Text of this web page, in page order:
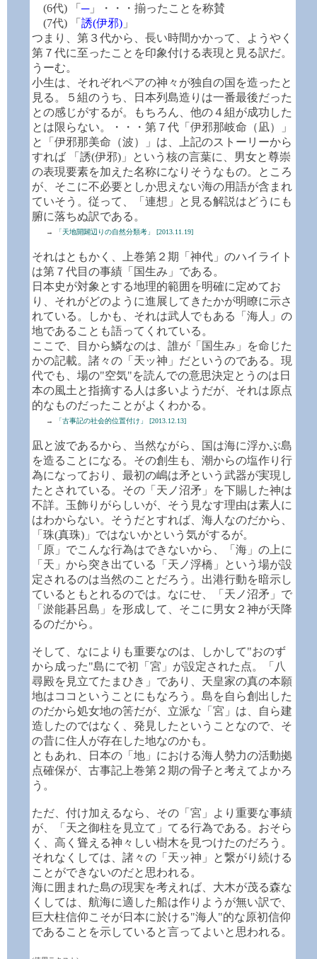
(6代) 「 ─」・・・揃ったことを称賛
(7代) 「 誘(伊邪) 」
つまり、第３代から、長い時間かかって、ようやく
第７代に至ったことを印象付ける表現と見る訳だ。
うーむ。
小生は、それぞれペアの神々が独自の国を造ったと
見る。５組のうち、日本列島造りは一番最後だった
との感じがするが。もちろん、他の４組が成功した
とは限らない。・・・第７代「伊邪那岐命（凪）」
と「伊邪那美命（波）」は、上記のストーリーから
すれば 「誘(伊邪)」という核の言葉に、男女と尊崇
の表現要素を加えた名称になりそうなもの。ところ
が、そこに不必要としか思えない海の用語が含まれ
ていそう。従って、「連想」と見る解説はどうにも
腑に落ちぬ訳である。
→ 「天地開闢辺りの自然分類考」 [2013.11.19]
それはともかく、上巻第２期「神代」のハイライト
は第７代目の事績「国生み」である。
日本史が対象とする地理的範囲を明確に定めてお
り、それがどのように進展してきたかが明瞭に示さ
れている。しかも、それは武人でもある「海人」の
地であることも語ってくれている。
ここで、目から鱗なのは、誰が「国生み」を命じた
かの記載。諸々の「天ッ神」だというのである。現
代でも、場の"空気"を読んでの意思決定とうのは日
本の風土と指摘する人は多いようだが、それは原点
的なものだったことがよくわかる。
→ 「古事記の社会的位置付け」 [2013.12.13]
凪と波であるから、当然ながら、国は海に浮かぶ島
を造ることになる。その創生も、潮からの塩作り行
為になっており、最初の嶋は矛という武器が実現し
たとされている。その「天ノ沼矛」を下賜した神は
不詳。玉飾りがらしいが、そう見なす理由は素人に
はわからない。そうだとすれば、海人なのだから、
「珠(真珠)」ではないかという気がするが。
「原」でこんな行為はできないから、「海」の上に
「天」から突き出ている「天ノ浮橋」という場が設
定されるのは当然のことだろう。出港行動を暗示し
ているともとれるのでは。なにせ、「天ノ沼矛」で
「淤能碁呂島」を形成して、そこに男女２神が天降
るのだから。
そして、なによりも重要なのは、しかして"おのず
から成った"島にで初「宮」が設定された点。「八
尋殿を見立てたまひき」であり、天皇家の真の本願
地はココということにもなろう。島を自ら創出した
のだから処女地の筈だが、立派な「宮」は、自ら建
造したのではなく、発見したということなので、そ
の昔に住人が存在した地なのかも。
ともあれ、日本の「地」における海人勢力の活動拠
点確保が、古事記上巻第２期の骨子と考えてよかろ
う。
ただ、付け加えるなら、その「宮」より重要な事績
が、「天之御柱を見立て」てる行為である。おそら
く、高く聳える神々しい樹木を見つけたのだろう。
それなくしては、諸々の「天ッ神」と繋がり続ける
ことができないのだと思われる。
海に囲まれた島の現実を考えれば、大木が茂る森な
くしては、航海に適した船は作りようが無い訳で、
巨大柱信仰こそが日本に於ける"海人"的な原初信仰
であることを示していると言ってよいと思われる。